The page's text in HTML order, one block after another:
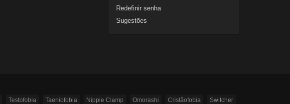
Redefinir senha
Sugestões
Testofobia Taeniofobia Nipple Clamp Omorashi Cristãofobia
Switcher